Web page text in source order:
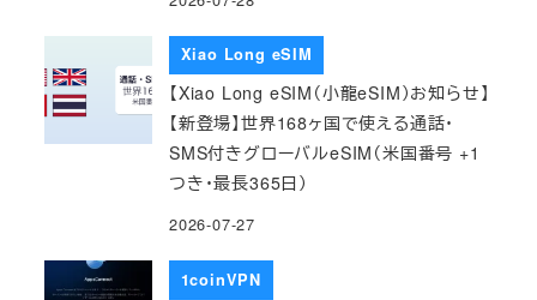
Xiao Long eSIM
【Xiao Long eSIM（小龍eSIM）お知らせ】
【新登場】世界168ヶ国で使える通話・
SMS付きグローバルeSIM（米国番号 +1
つき・最長365日）
2026-07-27
1coinVPN